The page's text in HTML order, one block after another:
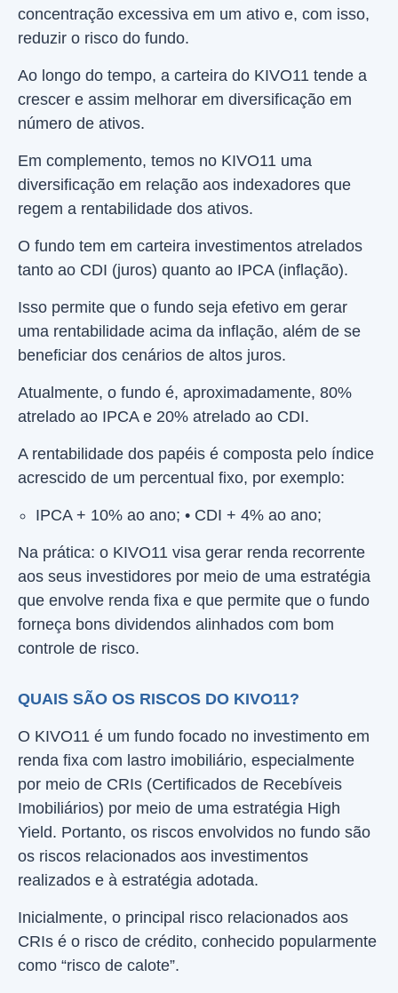
concentração excessiva em um ativo e, com isso,
reduzir o risco do fundo.
Ao longo do tempo, a carteira do KIVO11 tende a
crescer e assim melhorar em diversificação em
número de ativos.
Em complemento, temos no KIVO11 uma
diversificação em relação aos indexadores que
regem a rentabilidade dos ativos.
O fundo tem em carteira investimentos atrelados
tanto ao CDI (juros) quanto ao IPCA (inflação).
Isso permite que o fundo seja efetivo em gerar
uma rentabilidade acima da inflação, além de se
beneficiar dos cenários de altos juros.
Atualmente, o fundo é, aproximadamente, 80%
atrelado ao IPCA e 20% atrelado ao CDI.
A rentabilidade dos papéis é composta pelo índice
acrescido de um percentual fixo, por exemplo:
IPCA + 10% ao ano; • CDI + 4% ao ano;
Na prática: o KIVO11 visa gerar renda recorrente
aos seus investidores por meio de uma estratégia
que envolve renda fixa e que permite que o fundo
forneça bons dividendos alinhados com bom
controle de risco.
QUAIS SÃO OS RISCOS DO KIVO11?
O KIVO11 é um fundo focado no investimento em
renda fixa com lastro imobiliário, especialmente
por meio de CRIs (Certificados de Recebíveis
Imobiliários) por meio de uma estratégia High
Yield. Portanto, os riscos envolvidos no fundo são
os riscos relacionados aos investimentos
realizados e à estratégia adotada.
Inicialmente, o principal risco relacionados aos
CRIs é o risco de crédito, conhecido popularmente
como “risco de calote”.